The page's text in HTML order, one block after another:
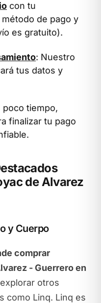
con tu
de pago y
es gratuito).
: Nuestro
tus datos y
poco tiempo,
finalizar tu pago
de Alvarez
y Cuerpo
comprar
- Guerrero en
otros
como Linq. Linq es